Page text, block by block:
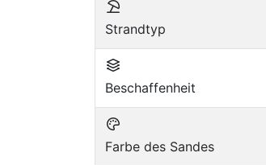
Strandtyp
Beschaffenheit
Farbe des Sandes